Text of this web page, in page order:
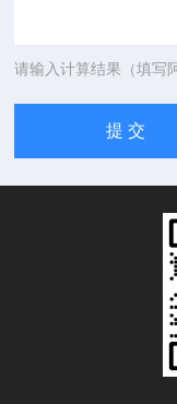
请输入计算结果（填写